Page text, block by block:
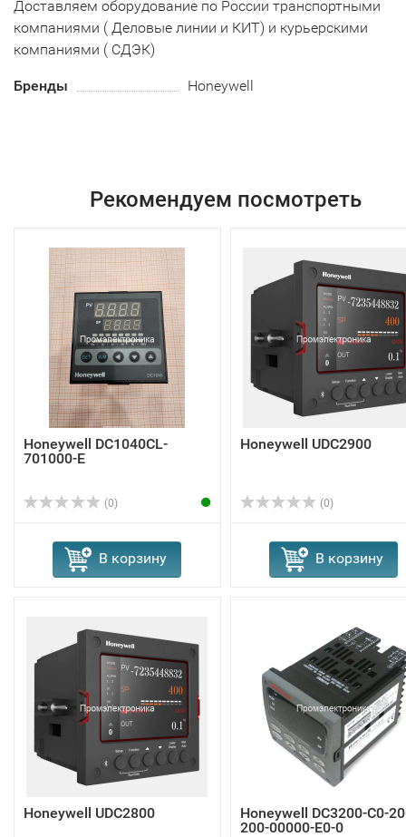
Доставляем оборудование по России транспортными
компаниями ( Деловые линии и КИТ) и курьерскими
компаниями ( СДЭК)
Бренды Honeywell
Рекомендуем посмотреть
Honeywell DC1040CL-
701000-E
(0)
В корзину
Honeywell UDC2900
(0)
В корзину
Honeywell UDC2800
Honeywell DC3200-C0-
200-00000-E0-0